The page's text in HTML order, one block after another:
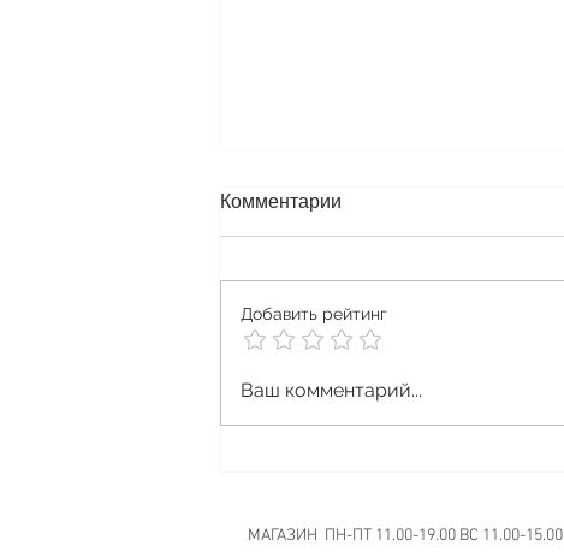
Skwezed Krem
Комментарии
Добавить рейтинг
Ваш комментарий...
МАГАЗИН ПН-ПТ 11.00-19.00 ВС 11.00-15.00